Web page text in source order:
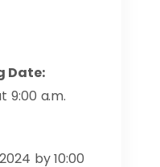
Date:
9:00 a.m.
by 10:00